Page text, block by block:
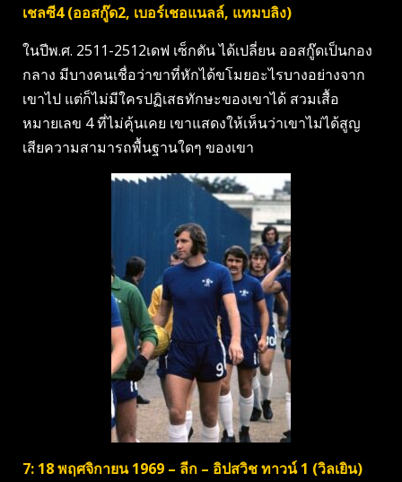
เชลซี4 (ออสกู๊ด2, เบอร์เชอแนลล์, แทมบลิง)
ในปีพ.ศ. 2511-2512เดฟ เซ็กตัน ได้เปลี่ยน ออสกู๊ดเป็นกอง
กลาง มีบางคนเชื่อว่าขาที่หักได้ขโมยอะไรบางอย่างจาก
เขาไป แต่ก็ไม่มีใครปฏิเสธทักษะของเขาได้ สวมเสื้อ
หมายเลข 4 ที่ไม่คุ้นเคย เขาแสดงให้เห็นว่าเขาไม่ได้สูญ
เสียความสามารถพื้นฐานใดๆ ของเขา
7: 18 พฤศจิกายน 1969 – ลีก – อิปสวิช ทาวน์ 1 (วิลเยิน)